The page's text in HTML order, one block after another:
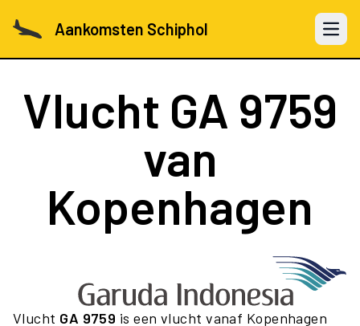
Aankomsten Schiphol Open
Vlucht GA 9759
van
Kopenhagen
Vlucht GA 9759 is een vlucht vanaf Kopenhagen